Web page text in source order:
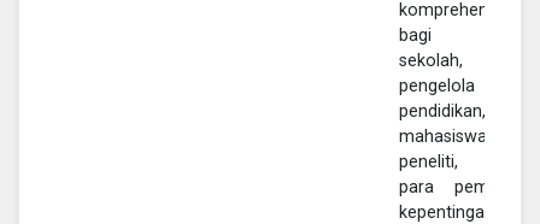
komprehensif
bagi kepala
sekolah, guru,
pengelola
pendidikan,
mahasiswa,
peneliti, serta
para pemangku
kepentingan yang